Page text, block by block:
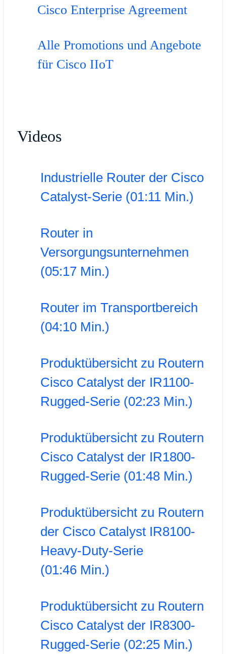
Cisco Enterprise Agreement
Alle Promotions und Angebote
für Cisco IIoT
Videos
Industrielle Router der Cisco
Catalyst-Serie (01:11 Min.)
Router in
Versorgungsunternehmen
(05:17 Min.)
Router im Transportbereich
(04:10 Min.)
Produktübersicht zu Routern
Cisco Catalyst der IR1100-
Rugged-Serie (02:23 Min.)
Produktübersicht zu Routern
Cisco Catalyst der IR1800-
Rugged-Serie (01:48 Min.)
Produktübersicht zu Routern
der Cisco Catalyst IR8100-
Heavy-Duty-Serie
(01:46 Min.)
Produktübersicht zu Routern
Cisco Catalyst der IR8300-
Rugged-Serie (02:25 Min.)